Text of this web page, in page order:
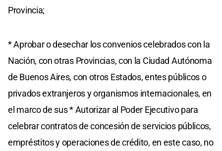
Provincia;
* Aprobar o desechar los convenios celebrados con la
Nación, con otras Provincias, con la Ciudad Autónoma
de Buenos Aires, con otros Estados, entes públicos o
privados extranjeros y organismos internacionales, en
el marco de sus * Autorizar al Poder Ejecutivo para
celebrar contratos de concesión de servicios públicos,
empréstitos y operaciones de crédito, en este caso, no